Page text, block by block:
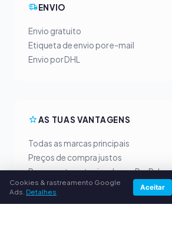
ENVIO
Envio gratuito
Etiqueta de envio por e-mail
Envio por DHL
AS TUAS VANTAGENS
Todas as marcas principais
Preços de compra justos
Pagamento antecipado por PayPal
Aconselhamento personalizado
Cookies & rastreamento Google
Ads. Detalhes Aceitar